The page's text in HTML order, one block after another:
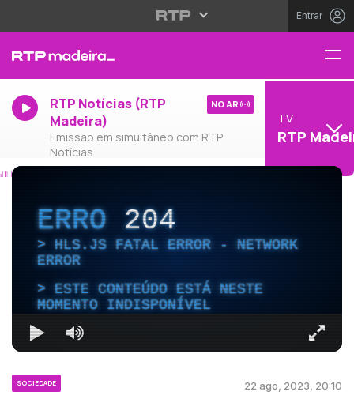
Entrar
RTP Notícias (RTP
Madeira)
Emissão em simultâneo com RTP
Notícias
NO AR
TV
RTP
ERRO204
HLS.JS FATAL ERROR - NETWORK
ERROR
ESTE CONTEÚDO ESTÁ NESTE
MOMENTO INDISPONÍVEL
SOCIEDADE 22 ago, 2023, 20:10